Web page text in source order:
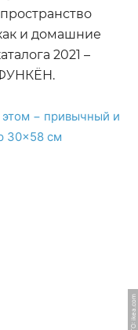
и домашние
2021 –
ФОТО: ikea.com